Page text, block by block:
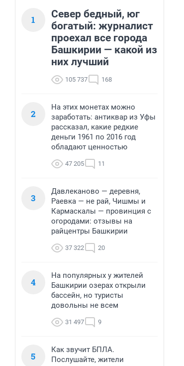
1
Север бедный, юг
богатый: журналист
проехал все города
Башкирии — какой из
них лучший
105 737 168
2
На этих монетах можно
заработать: антиквар из Уфы
рассказал, какие редкие
деньги 1961 по 2016 год
обладают ценностью
47 205 11
3
Давлеканово — деревня,
Раевка — не рай, Чишмы и
Кармаскалы — провинция с
огородами: отзывы на
райцентры Башкирии
37 322 20
4
На популярных у жителей
Башкирии озерах открыли
бассейн, но туристы
довольны не всем
31 497 9
5
Как звучит БПЛА.
Послушайте, жители